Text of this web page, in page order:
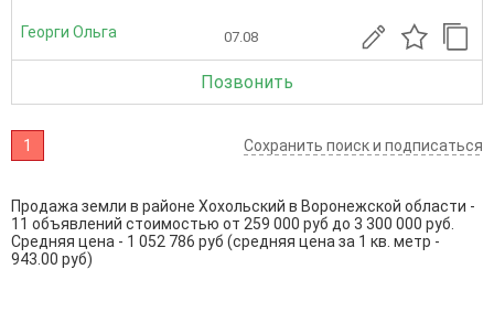
Георги Ольга 07.08
Позвонить
1 Сохранить поиск и подписаться
Продажа земли в районе Хохольский в Воронежской области -
11 объявлений стоимостью от 259 000 руб до 3 300 000 руб.
Средняя цена - 1 052 786 руб (средняя цена за 1 кв. метр -
943.00 руб)